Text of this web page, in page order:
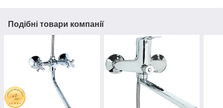
Подібні товари компанії